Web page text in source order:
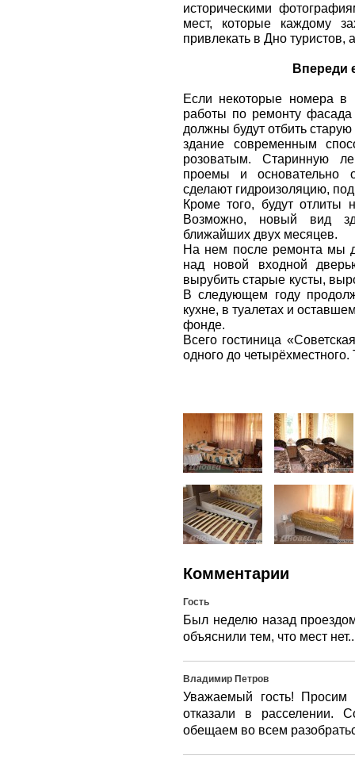
историческими
мест, которые каждому
привлекать в Дно
Впереди
Если некоторые номера в
работы по ремонту
должны будут отбить
здание современным
розоватым. Старинную
проемы и основательно
сделают гидроизоляцию,
Кроме того, будут отлиты
Возможно, новый вид
ближайших двух месяцев.
На нем после ремонта мы
над новой входной
вырубить старые кусты,
В следующем году
кухне, в туалетах и
фонде.
Всего гостиница
одного до
Комментарии
Гость
Был неделю назад
объяснили тем, что мест
Владимир Петров
Уважаемый гость! Просим
отказали в расселении.
обещаем во всем